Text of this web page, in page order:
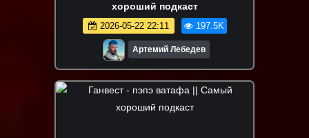
хороший подкаст
2026-05-22 22:11 197.5K
Артемий Лебедев